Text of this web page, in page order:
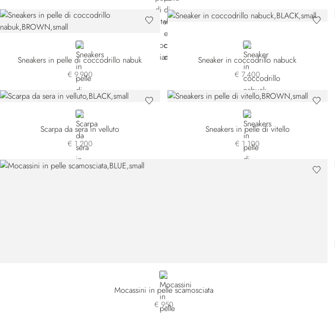
BROWN
Sneakers in pelle di coccodrillo nabuk
€ 9.900
BLACK
Sneaker in coccodrillo nabuck
€ 7.400
BLACK
Scarpa da sera in velluto
€ 1.200
BROWN
Sneakers in pelle di vitello
€ 1.100
BLUE
Mocassini in pelle scamosciata
€ 950